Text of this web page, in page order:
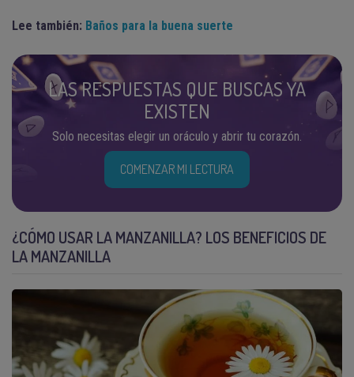
Lee también: Baños para la buena suerte
LAS RESPUESTAS QUE BUSCAS YA
EXISTEN
Solo necesitas elegir un oráculo y abrir tu corazón.
COMENZAR MI LECTURA
¿CÓMO USAR LA MANZANILLA? LOS BENEFICIOS DE
LA MANZANILLA